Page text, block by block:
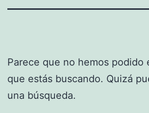
Parece que no hemos podido
que estás buscando. Quizá
una búsqueda.